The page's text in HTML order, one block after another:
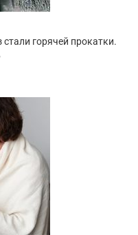
горячей прокатки.